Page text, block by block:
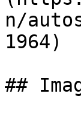
n/
1964)
##